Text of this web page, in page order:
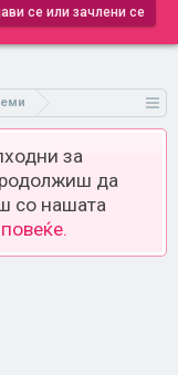
се или зачлени се
за
да
со нашата